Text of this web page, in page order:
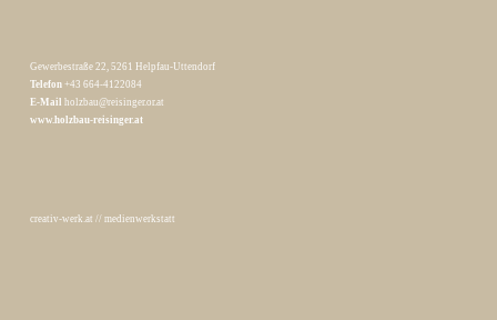
Gewerbestraße 22, 5261 Helpfau-Uttendorf
Telefon+43 664-4122084
E-Mail
holzbau@reisinger.or.at
www.holzbau-reisinger.at
creativ-werk.at // medienwerkstatt